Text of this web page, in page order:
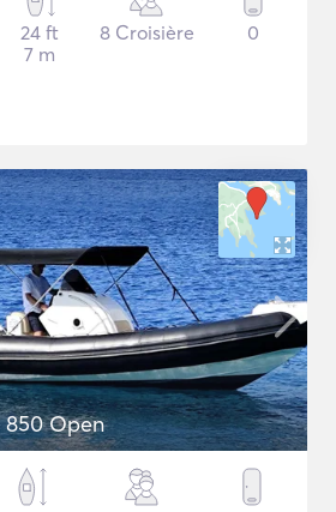
24 ft
7 m
8 Croisière 0
850 Open